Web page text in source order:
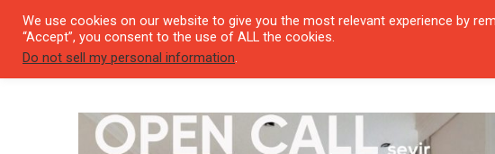
SEYIR QUARTIER
We use cookies on our website to give you the most relevant experience by
“Accept”, you consent to the use of ALL the cookies.
Do not sell my personal information.